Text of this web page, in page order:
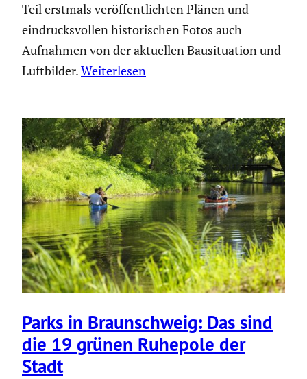
Teil erstmals veröffentlichten Plänen und
eindrucksvollen historischen Fotos auch
Aufnahmen von der aktuellen Bausituation und
Luftbilder.Weiterlesen
Parks in Braun­schweig: Das sind
die 19 grünen Ruhepole der
Stadt